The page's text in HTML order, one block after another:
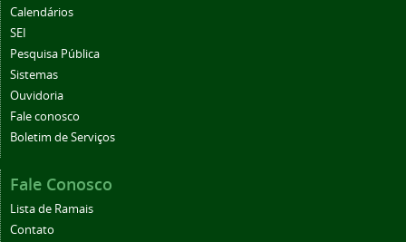
Calendários
SEI
Pesquisa Pública
Sistemas
Ouvidoria
Fale conosco
Boletim de Serviços
Fale Conosco
Lista de Ramais
Contato